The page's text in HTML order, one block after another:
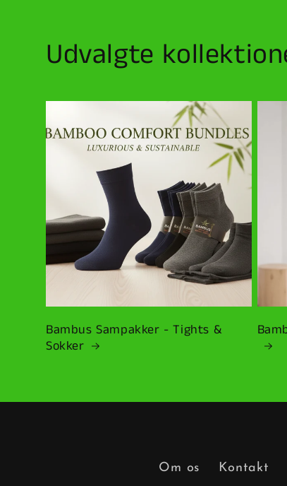
Udvalgte
Bambus Sampakker - Tights &
Sokker
Om os Kontakt